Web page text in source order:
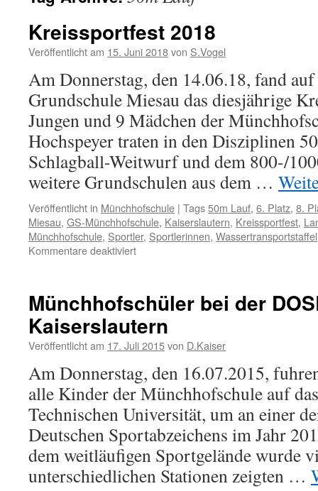
Kreissportfest 2018
Veröffentlicht am 15. Juni 2018von S.Vogel
Am Donnerstag, den 14.06.18, fand
Grundschule Miesau das diesjährige
Jungen und 9 Mädchen der
Hochspeyer traten in den Disziplinen
Schlagball-Weitwurf und dem 800-/
weitere Grundschulen aus dem …
Veröffentlicht in Münchhofschule | Tags50m Lauf, 6. Platz, 8.
Miesau, GS-Münchhofschule, Kaiserslautern, Kreissportfest,
Münchhofschule, Sportler, Sportlerinnen, Wassertransportstaffel
Kommentare deaktiviertfür
Münchhofschüler bei der
Kaiserslautern
Veröffentlicht am 17. Juli 2015von D.Kaiser
Am Donnerstag, den 16.07.2015,
alle Kinder der Münchhofschule auf
Technischen Universität, um an einer
Deutschen Sportabzeichens im Jahr
dem weitläufigen Sportgelände wurde
unterschiedlichen Stationen zeigten …